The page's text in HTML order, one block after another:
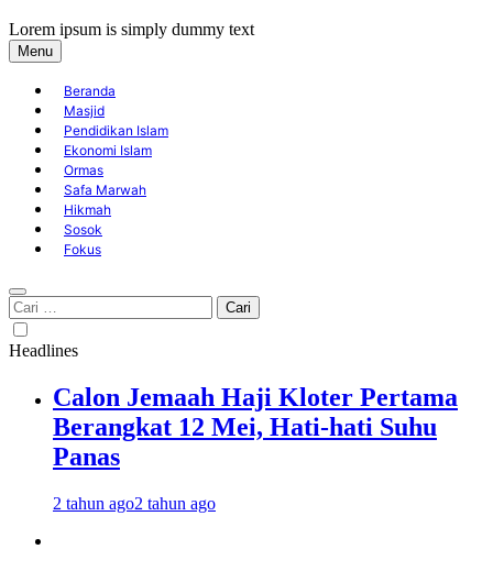
Lorem ipsum is simply dummy text
Menu
Beranda
Masjid
Pendidikan Islam
Ekonomi Islam
Ormas
Safa Marwah
Hikmah
Sosok
Fokus
Cari
untuk:
Headlines
Calon Jemaah Haji Kloter Pertama
Berangkat 12 Mei, Hati-hati Suhu
Panas
2 tahun ago2 tahun ago